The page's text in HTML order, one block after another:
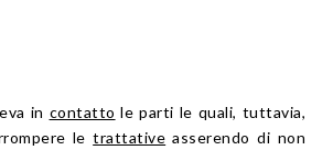
in contatto le parti le quali, tuttavia,
letrattative asserendo di non